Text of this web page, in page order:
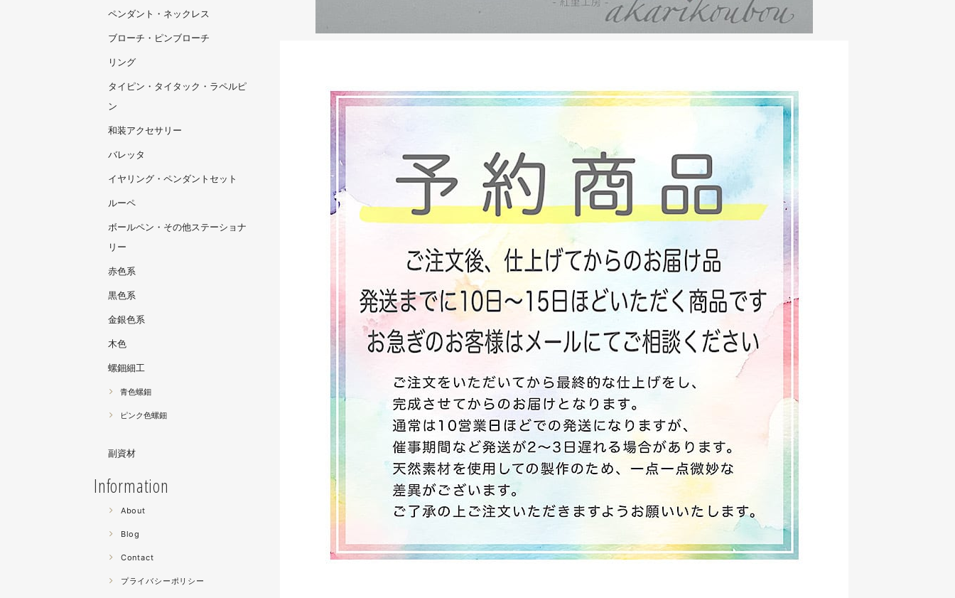
ペンダント・ネックレス
ブローチ・ピンブローチ
リング
タイピン・タイタック・ラペルピ
ン
和装アクセサリー
バレッタ
イヤリング・ペンダントセット
ルーペ
ボールペン・その他ステーショナ
リー
赤色系
黒色系
金銀色系
木色
螺鈿細工
青色螺鈿
ピンク色螺鈿
副資材
Information
About
Blog
Contact
プライバシーポリシー